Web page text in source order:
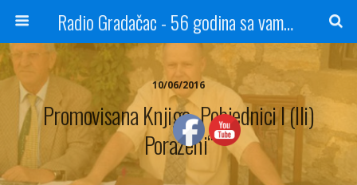
Radio Gradačac - 56 godina sa vama...
10/06/2016
Promovisana Knjiga „Pobjednici I (ili)
Poraženi“